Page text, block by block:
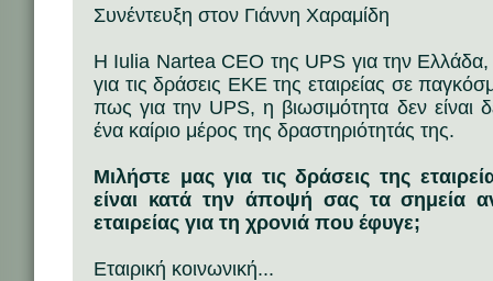
Συνέντευξη στον Γιάννη Χαραμίδη
Η Iulia Nartea CEO της UPS για την Ελλάδα,
για τις δράσεις ΕΚΕ της εταιρείας σε
πως για την UPS, η βιωσιμότητα δεν είναι
ένα καίριο μέρος της δραστηριότητάς της.
Μιλήστε μας για τις δράσεις της
είναι κατά την άποψή σας τα σημεία
εταιρείας για τη χρονιά που έφυγε;
Εταιρική κοινωνική...